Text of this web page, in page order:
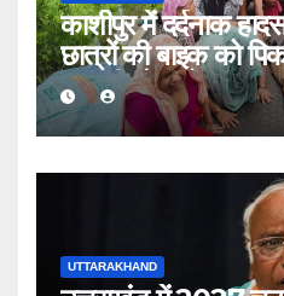
काशीपुर में दर्दनाक
छात्रों की बाइक को
एक की मौत, दो घायल
UTTARAKHAND